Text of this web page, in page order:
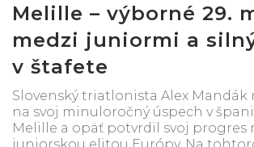
Melille – výborné 29.
medzi juniormi a
v štafete
Slovenský triatlonista Alex Mandák
na svoj minuloročný úspech v
Melille a opäť potvrdil svoj progres